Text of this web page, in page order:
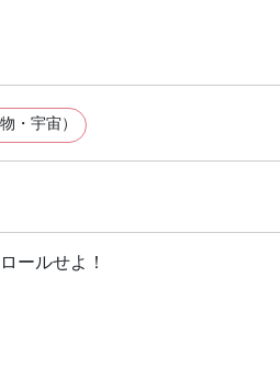
・宇宙）
ールせよ！